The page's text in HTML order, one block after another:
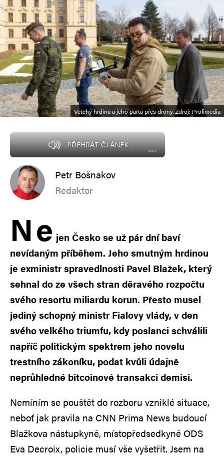
Vetchý hrdina a jeho parta přes drony. Zdroj: Profimedia
PŘEHRÁT ČLÁNEK
Petr Bošnakov
Redaktor
Ne jen Česko se už pár dní baví
nevídaným příběhem. Jeho smutným hrdinou
je exministr spravedlnosti Pavel Blažek, který
sehnal do ze všech stran děravého rozpočtu
svého resortu miliardu korun. Přesto musel
jediný schopný ministr Fialovy vlády, v den
svého velkého triumfu, kdy poslanci schválili
napříč politickým spektrem jeho novelu
trestního zákoníku, podat kvůli údajně
neprůhledné bitcoinové transakci demisi.
Nemíním se pouštět do rozboru vzniklé situace,
neboť jak pravila na CNN Prima News budoucí
Blažkova nástupkyně, místopředsedkyně ODS
Eva Decroix, policie musí vše vyšetřit. Jsem na